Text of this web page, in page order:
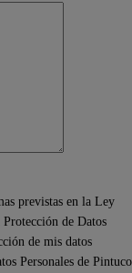
previstas en la Ley
de Datos
de mis datos
Personales de Pintuco